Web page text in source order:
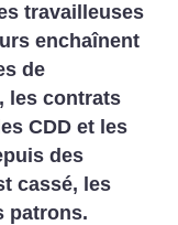
travailleuses
enchaînent
de
les contrats
CDD et les
des
cassé, les
patrons.